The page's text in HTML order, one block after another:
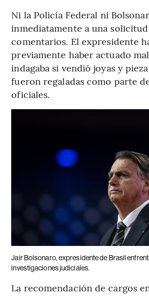
Ni la Policía Federal ni
inmediatamente a una
comentarios. El expresidente
previamente haber actuado
indagaba si vendió joyas y
fueron regaladas como parte
oficiales.
Jair Bolsonaro, expresidente de Brasil
investigaciones judiciales.
La recomendación de cargos